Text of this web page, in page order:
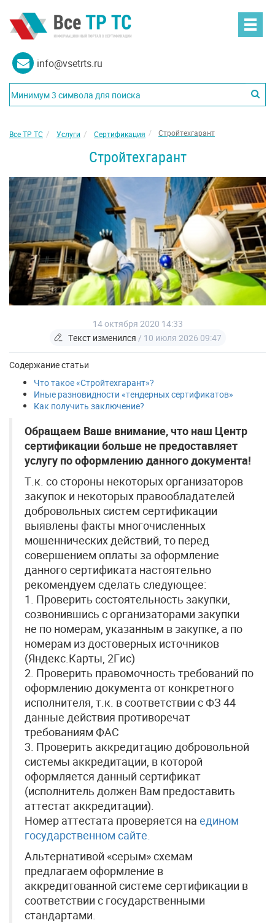
info@vsetrts.ru
Все ТР ТС Услуги Сертификация Стройтехгарант
Стройтехгарант
14 октября 2020 14:33
Текст изменился / 10 июля 2026 09:47
Содержание статьи
Что такое «Стройтехгарант»?
Иные разновидности «тендерных сертификатов»
Как получить заключение?
Обращаем Ваше внимание, что наш Центр
сертификации больше не предоставляет
услугу по оформлению данного документа!
Т.к. со стороны некоторых организаторов
закупок и некоторых правообладателей
добровольных систем сертификации
выявлены факты многочисленных
мошеннических действий, то перед
совершением оплаты за оформление
данного сертификата настоятельно
рекомендуем сделать следующее:
1. Проверить состоятельность закупки,
созвонившись с организаторами закупки
не по номерам, указанным в закупке, а по
номерам из достоверных источников
(Яндекс.Карты, 2Гис)
2. Проверить правомочность требований по
оформлению документа от конкретного
исполнителя, т.к. в соответствии с ФЗ 44
данные действия противоречат
требованиям ФАС
3. Проверить аккредитацию добровольной
системы аккредитации, в которой
оформляется данный сертификат
(исполнитель должен Вам предоставить
аттестат аккредитации).
Номер аттестата проверяется на едином
государственном сайте.
Альтернативой «серым» схемам
предлагаем оформление в
аккредитованной системе сертификации в
соответствии с государственными
стандартами.